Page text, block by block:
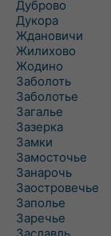
Дуброво
Дукора
Ждановичи
Жилихово
Жодино
Заболоть
Заболотье
Загалье
Зазерка
Замки
Замосточье
Занарочь
Заостровечье
Заполье
Заречье